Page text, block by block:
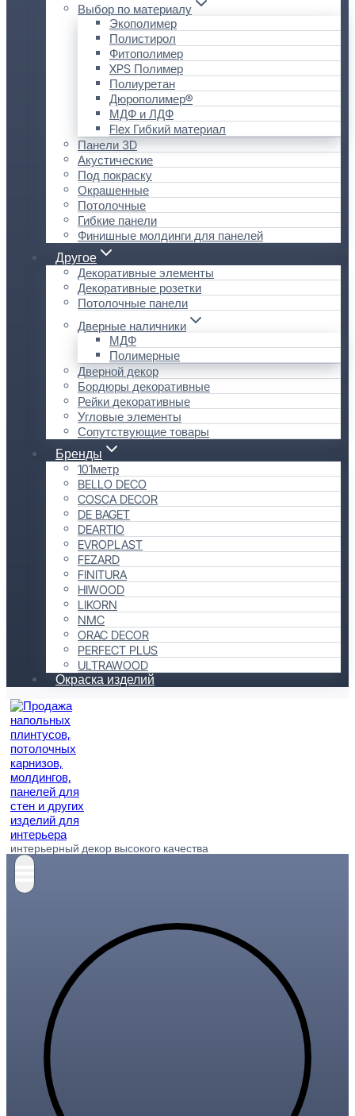
Выбор по материалу
Экополимер
Полистирол
Фитополимер
XPS Полимер
Полиуретан
Дюрополимер®
МДФ и ЛДФ
Flex Гибкий материал
Панели 3D
Акустические
Под покраску
Окрашенные
Потолочные
Гибкие панели
Финишные молдинги для панелей
Другое
Декоративные элементы
Декоративные розетки
Потолочные панели
Дверные наличники
МДФ
Полимерные
Дверной декор
Бордюры декоративные
Рейки декоративные
Угловые элементы
Сопутствующие товары
Бренды
101метр
BELLO DECO
COSCA DECOR
DE BAGET
DEARTIO
EVROPLAST
FEZARD
FINITURA
HIWOOD
LIKORN
NMC
ORAC DECOR
PERFECT PLUS
ULTRAWOOD
Окраска изделий
интерьерный декор высокого качества